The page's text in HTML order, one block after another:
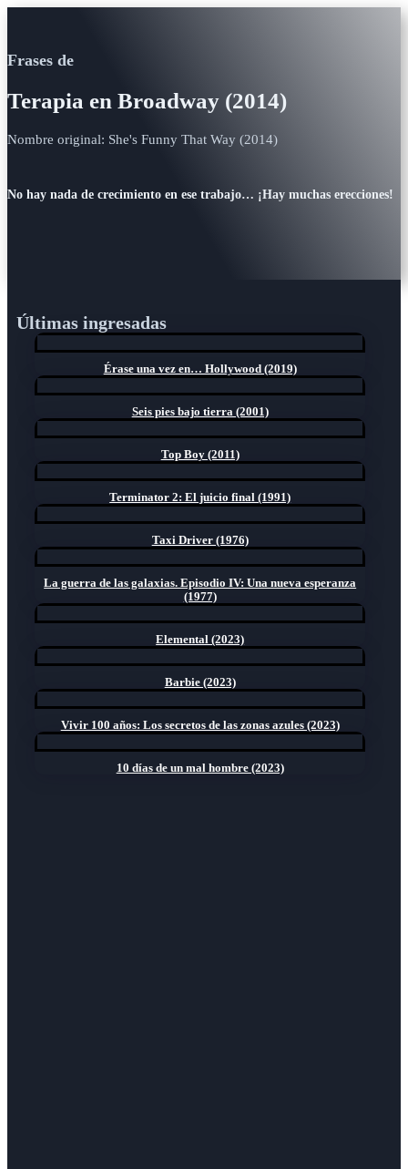
Frases de
Terapia en Broadway (2014)
Nombre original: She's Funny That Way (2014)
No hay nada de crecimiento en ese trabajo… ¡Hay muchas erecciones!
Últimas ingresadas
Érase una vez en… Hollywood (2019)
Seis pies bajo tierra (2001)
Top Boy (2011)
Terminator 2: El juicio final (1991)
Taxi Driver (1976)
La guerra de las galaxias. Episodio IV: Una nueva esperanza
(1977)
Elemental (2023)
Barbie (2023)
Vivir 100 años: Los secretos de las zonas azules (2023)
10 días de un mal hombre (2023)